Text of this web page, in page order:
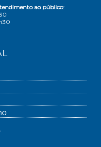
ao público: